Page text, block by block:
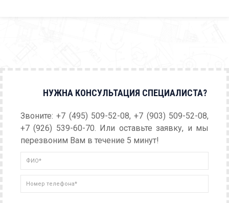
НУЖНА КОНСУЛЬТАЦИЯ СПЕЦИАЛИСТА?
Звоните: +7 (495) 509-52-08, +7 (903) 509-52-08,
+7 (926) 539-60-70. Или оставьте заявку, и мы
перезвоним Вам в течение 5 минут!